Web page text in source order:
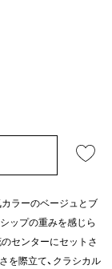
ラーのベージュとブ
ップの重みを感じら
センターにセットさ
を際立て、クラシカル